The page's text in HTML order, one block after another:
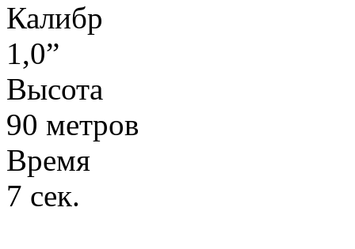
Калибр
1,0”
Высота
90 метров
Время
7 сек.